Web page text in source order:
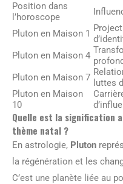
Position dans
l’horoscope
Pluton en Maison 1
Pluton en Maison 4 profond
Pluton en Maison 7 luttes
Pluton en Maison
10
Quelle est la signification
thème natal ?
En astrologie, Pluton
la régénération et les
C’est une planète liée au